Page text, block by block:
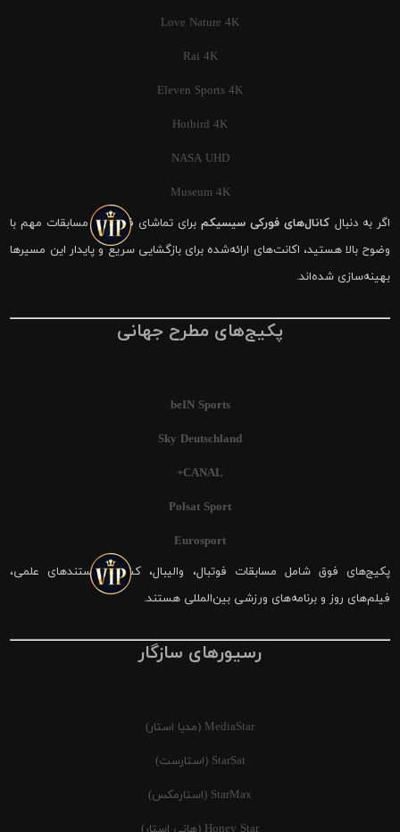
Love Nature 4K
Rai 4K
Eleven Sports 4K
Hotbird 4K
NASA UHD
Museum 4K
اگر به دنبال کانال‌های فورکی سیسیکمبرای تماشای فوتبال و مسابقات مهم با
وضوح بالا هستید، اکانت‌های ارائه‌شده برای بازگشایی سریع و پایدار این مسیرها
بهینه‌سازی شده‌اند.
پکیج‌های مطرح جهانی
beIN Sports
Sky Deutschland
CANAL+
Polsat Sport
Eurosport
پکیج‌های فوق شامل مسابقات فوتبال، والیبال، کشتی، مستندهای علمی،
فیلم‌های روز و برنامه‌های ورزشی بین‌المللی هستند.
رسیورهای سازگار
MediaStar (مدیا استار)
StarSat (استارست)
StarMax (استارمکس)